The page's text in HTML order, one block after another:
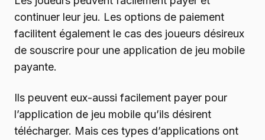
continuer leur jeu. Les options de paiement
facilitent également le cas des joueurs désireux
de souscrire pour une application de jeu mobile
payante.
Ils peuvent eux-aussi facilement payer pour
l’application de jeu mobile qu’ils désirent
télécharger. Mais ces types d’applications ont